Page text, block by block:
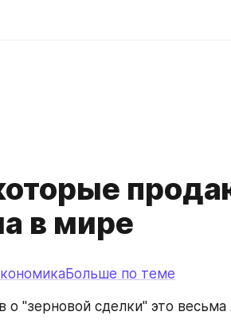
в мире
по теме
о "зерновой сделки" это